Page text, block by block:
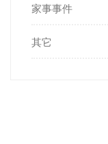
家事事件
其它